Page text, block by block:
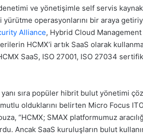
ve yönetişimle self servis
operasyonlarını bir araya
Alliance, Hybrid Cloud
HCMX’i artık SaaS olarak
SaaS, ISO 27001, ISO 27034
sıra popüler hibrit bulut yönetimi
olduklarını belirten Micro Focus
“HCMX; SMAX platformumuz
Ancak SaaS kuruluşların bulut